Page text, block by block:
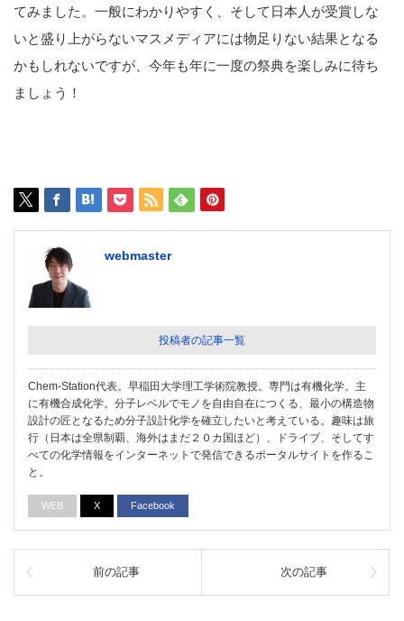
てみました。一般にわかりやすく、そして日本人が受賞しな
いと盛り上がらないマスメディアには物足りない結果となる
かもしれないですが、今年も年に一度の祭典を楽しみに待ち
ましょう！
webmaster
投稿者の記事一覧
Chem-Station代表。早稲田大学理工学術院教授。専門は有機化学。主
に有機合成化学。分子レベルでモノを自由自在につくる、最小の構造物
設計の匠となるため分子設計化学を確立したいと考えている。趣味は旅
行（日本は全県制覇、海外はまだ２０カ国ほど）、ドライブ、そしてす
べての化学情報をインターネットで発信できるポータルサイトを作るこ
と。
WEB X Facebook
前の記事 次の記事